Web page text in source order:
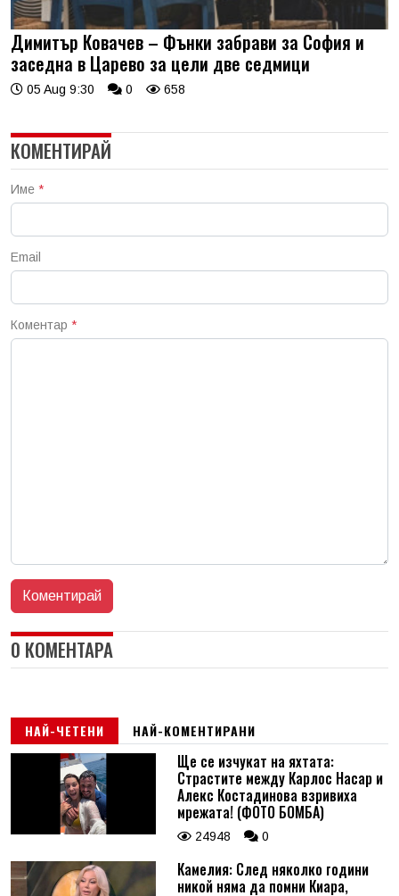
Димитър Ковачев – Фънки забрави за София и
заседна в Царево за цели две седмици
05 Aug 9:30 0 658
КОМЕНТИРАЙ
Име *
Email
Коментар *
0 КОМЕНТАРА
НАЙ-ЧЕТЕНИ НАЙ-КОМЕНТИРАНИ
Ще се изчукат на яхтата:
Страстите между Карлос Насар и
Алекс Костадинова взривиха
мрежата! (ФОТО БОМБА)
24948 0
Камелия: След няколко години
никой няма да помни Киара,